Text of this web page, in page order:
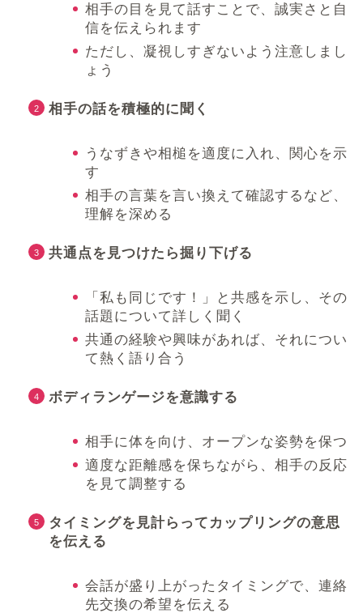
相手の目を見て話すことで、誠実さと自
信を伝えられます
ただし、凝視しすぎないよう注意しまし
ょう
相手の話を積極的に聞く
うなずきや相槌を適度に入れ、関心を示
す
相手の言葉を言い換えて確認するなど、
理解を深める
共通点を見つけたら掘り下げる
「私も同じです！」と共感を示し、その
話題について詳しく聞く
共通の経験や興味があれば、それについ
て熱く語り合う
ボディランゲージを意識する
相手に体を向け、オープンな姿勢を保つ
適度な距離感を保ちながら、相手の反応
を見て調整する
タイミングを見計らってカップリングの意思
を伝える
会話が盛り上がったタイミングで、連絡
先交換の希望を伝える